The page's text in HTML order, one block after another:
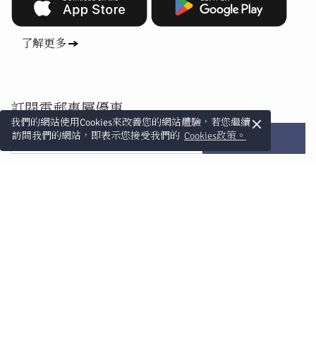
我們的網站使用Cookies來改善您的網站體驗，若您繼續
訪問我們的網站，即表示您接受我們的 Cookies政策。
×
了解更多
訂閱電郵專屬優惠
訂閱